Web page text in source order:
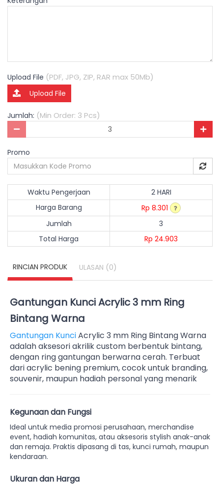
Upload File (PDF, JPG, ZIP, RAR max 50Mb)
Upload File
Jumlah: (Min Order: 3 Pcs)
Promo
Waktu Pengerjaan
2 HARI
Harga Barang
Rp 8.301
Jumlah
3
Total Harga
Rp 24.903
RINCIAN PRODUK ULASAN (0)
Gantungan Kunci Acrylic 3 mm Ring
Bintang Warna
Gantungan KunciAcrylic 3 mm Ring Bintang Warna
adalah aksesori akrilik custom berbentuk bintang,
dengan ring gantungan berwarna cerah. Terbuat
dari acrylic bening premium, cocok untuk branding,
souvenir, maupun hadiah personal yang menarik
Kegunaan dan Fungsi
Ideal untuk media promosi perusahaan, merchandise
event, hadiah komunitas, atau aksesoris stylish anak-anak
dan remaja. Praktis dipasang di tas, kunci rumah, maupun
kendaraan.
Ukuran dan Harga